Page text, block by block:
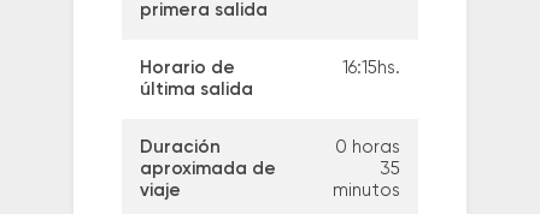
primera salida
Horario de
última salida
16:15hs.
Duración
aproximada de
viaje
0 horas
35
minutos